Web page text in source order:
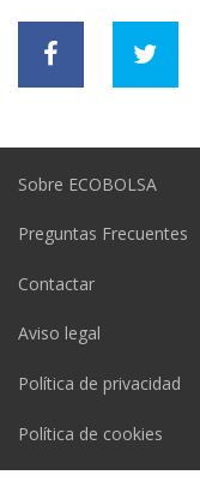
Sobre ECOBOLSA
Preguntas Frecuentes
Contactar
Aviso legal
Política de privacidad
Política de cookies